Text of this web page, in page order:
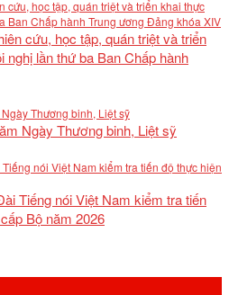
cứu, học tập, quán triệt và triển
lần thứ ba Ban Chấp hành
Ngày Thương binh, Liệt sỹ
Tiếng nói Việt Nam kiểm tra tiến
Bộ năm 2026